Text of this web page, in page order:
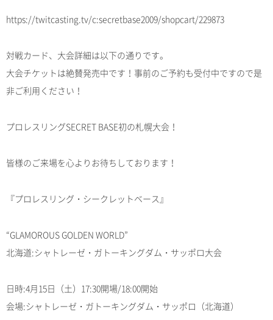
https://twitcasting.tv/c:secretbase2009/shopcart/229873
対戦カード、大会詳細は以下の通りです。
大会チケットは絶賛発売中です！事前のご予約も受付中ですので是
非ご利用ください！
プロレスリングSECRET BASE初の札幌大会！
皆様のご来場を心よりお待ちしております！
『プロレスリング・シークレットベース』
“GLAMOROUS GOLDEN WORLD”
北海道:シャトレーゼ・ガトーキングダム・サッポロ大会
日時:4月15日（土）17:30開場/18:00開始
会場:シャトレーゼ・ガトーキングダム・サッポロ（北海道）